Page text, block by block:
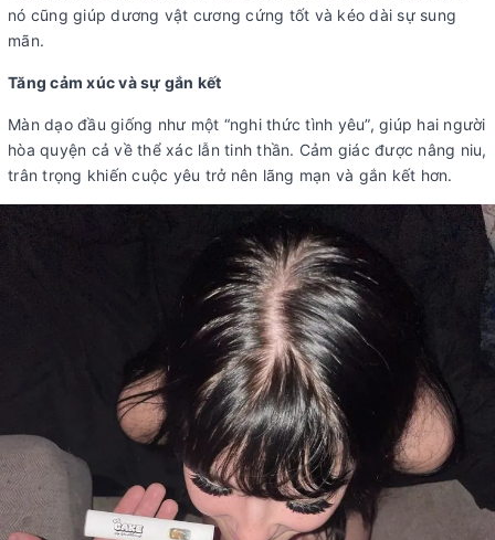
nó cũng giúp dương vật cương cứng tốt và kéo dài sự sung
mãn.
Tăng cảm xúc và sự gắn kết
Màn dạo đầu giống như một “nghi thức tình yêu”, giúp hai người
hòa quyện cả về thể xác lẫn tinh thần. Cảm giác được nâng niu,
trân trọng khiến cuộc yêu trở nên lãng mạn và gắn kết hơn.